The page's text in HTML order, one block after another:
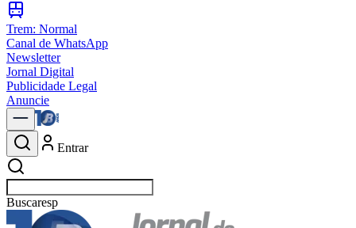
Trem: Normal
Canal de WhatsApp
Newsletter
Jornal Digital
Publicidade Legal
Anuncie
Entrar
Buscarn